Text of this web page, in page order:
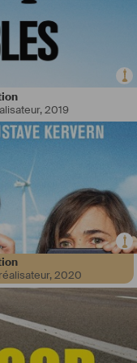
,2019
,2020